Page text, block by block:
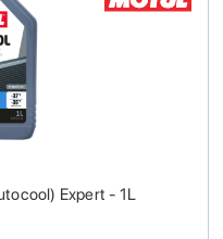
Expert - 1L